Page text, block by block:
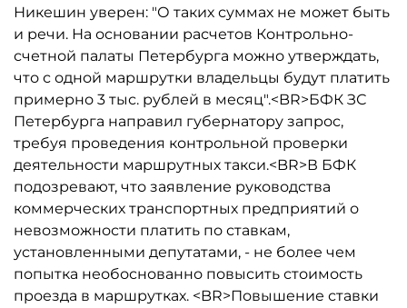
Никешин уверен: "О таких суммах не может быть
и речи. На основании расчетов Контрольно-
счетной палаты Петербурга можно утверждать,
что с одной маршрутки владельцы будут платить
примерно 3 тыс. рублей в месяц".<BR>БФК ЗС
Петербурга направил губернатору запрос,
требуя проведения контрольной проверки
деятельности маршрутных такси.<BR>В БФК
подозревают, что заявление руководства
коммерческих транспортных предприятий о
невозможности платить по ставкам,
установленными депутатами, - не более чем
попытка необоснованно повысить стоимость
проезда в маршрутках. <BR>Повышение ставки